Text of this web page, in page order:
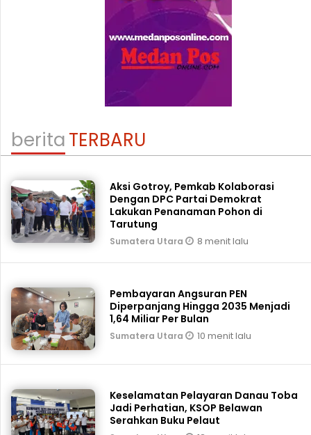
beritaTERBARU
Aksi Gotroy, Pemkab ‎Kolaborasi
Dengan DPC Partai Demokrat
Lakukan Penanaman Pohon di
Tarutung
Sumatera Utara 8 menit lalu
Pembayaran Angsuran PEN
Diperpanjang Hingga 2035 Menjadi
1,64 Miliar Per Bulan
Sumatera Utara 10 menit lalu
Keselamatan Pelayaran Danau Toba
Jadi Perhatian, KSOP Belawan
Serahkan Buku Pelaut